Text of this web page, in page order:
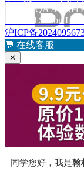
导
航
章：
篇
文
章：
Notes AQA A-level
Hammal Simon
沪ICP备
💬 在线客服
✕
同学您好，我是翰